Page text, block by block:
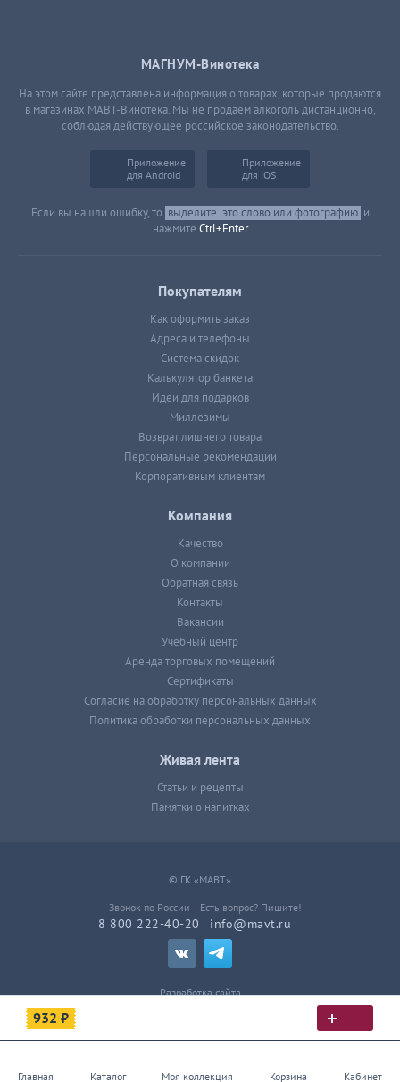
Главная Каталог Моя коллекция Корзина Кабинет
932 ₽
МАГНУМ-Винотека
На этом сайте представлена информация о товарах, которые продаются
в магазинах МАВТ-Винотека. Мы не продаем алкоголь дистанционно,
соблюдая действующее российское законодательство.
Приложение
для Android
Приложение
для iOS
Если вы нашли ошибку, то выделите это слово или фотографию и
нажмите Ctrl+Enter
Покупателям
Как оформить заказ
Адреса и телефоны
Система скидок
Калькулятор банкета
Идеи для подарков
Миллезимы
Возврат лишнего товара
Персональные рекомендации
Корпоративным клиентам
Компания
Качество
О компании
Обратная связь
Контакты
Вакансии
Учебный центр
Аренда торговых помещений
Сертификаты
Согласие на обработку персональных данных
Политика обработки персональных данных
Живая лента
Статьи и рецепты
Памятки о напитках
© ГК «МАВТ»
Звонок по России
8 800 222-40-20
Есть вопрос? Пишите!
info@mavt.ru
Разработка сайта